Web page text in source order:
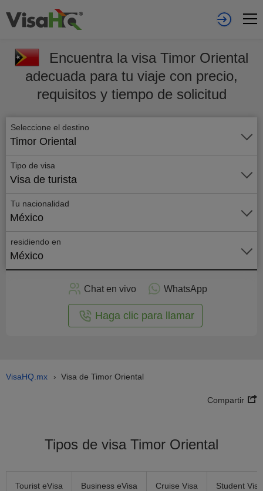
Encuentra la visa Timor Oriental
adecuada para tu viaje con precio,
requisitos y tiempo de solicitud
Seleccione el destino
Timor Oriental
Tipo de visa
Visa de turista
Tu nacionalidad
México
residiendo en
México
Chat en vivo WhatsApp
Haga clic para llamar
VisaHQ.mx › Visa de Timor Oriental
Compartir
Tipos de visa Timor Oriental
Tourist eVisa Business eVisa Cruise Visa Student Visa